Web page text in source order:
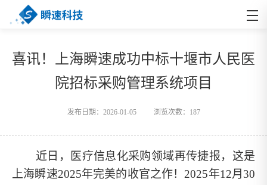
喜讯！上海瞬速成功中标十堰市人民医
院招标采购管理系统项目
发布日期：2026-01-05 浏览次数： 187
近日，医疗信息化采购领域再传捷报，这是
上海瞬速2025年完美的收官之作！2025年12月30